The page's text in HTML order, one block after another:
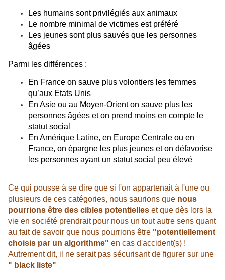
Les humains sont privilégiés aux animaux
Le nombre minimal de victimes est préféré
Les jeunes sont plus sauvés que les personnes
âgées
Parmi les différences :
En France on sauve plus volontiers les femmes
qu’aux Etats Unis
En Asie ou au Moyen-Orient on sauve plus les
personnes âgées et on prend moins en compte le
statut social
En Amérique Latine, en Europe Centrale ou en
France, on épargne les plus jeunes et on défavorise
les personnes ayant un statut social peu élevé
Ce qui pousse à se dire que si l'on appartenait à l'une ou
plusieurs de ces catégories, nous saurions que nous
pourrions être des cibles potentielles et que dès lors la
vie en société prendrait pour nous un tout autre sens quant
au fait de savoir que nous pourrions être "potentiellement
choisis par un algorithme" en cas d'accident(s) !
Autrement dit, il ne serait pas sécurisant de figurer sur une
" black liste"